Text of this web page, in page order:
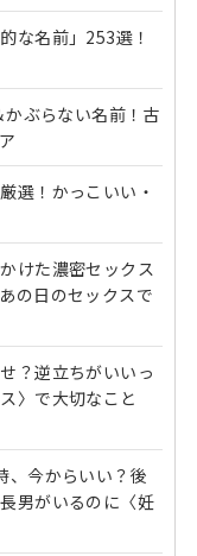
な名前」253選！
かぶらない名前！古
選！かっこいい・
けた濃密セックス
の日のセックスで
？逆立ちがいいっ
〉で大切なこと
、今からいい？後
男がいるのに〈妊